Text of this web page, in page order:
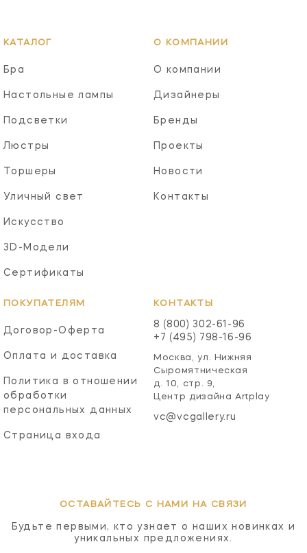
КАТАЛОГ
Бра
Настольные лампы
Подсветки
Люстры
Торшеры
Уличный свет
Искусство
3D-Модели
Сертификаты
О КОМПАНИИ
О компании
Дизайнеры
Бренды
Проекты
Новости
Контакты
ПОКУПАТЕЛЯМ
Договор-Оферта
Оплата и доставка
Политика в отношении
обработки
персональных данных
Страница входа
КОНТАКТЫ
8 (800) 302-61-96
+7 (495) 798-16-96
Москва, ул. Нижняя
Сыромятническая
д. 10, стр. 9,
Центр дизайна Artplay
vc@vcgallery.ru
ОСТАВАЙТЕСЬ С НАМИ НА СВЯЗИ
Будьте первыми, кто узнает о наших новинках и
уникальных предложениях.